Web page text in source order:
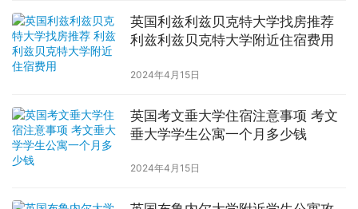
英国利兹利兹贝克特大学找房推荐
利兹利兹贝克特大学附近住宿费用
2024年4月15日
英国考文垂大学住宿注意事项 考文
垂大学学生公寓一个月多少钱
2024年4月15日